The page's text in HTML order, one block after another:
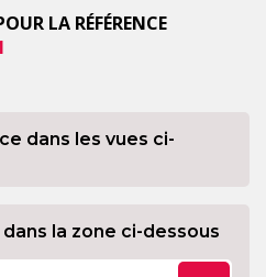
LA RÉFÉRENCE
dans les vues ci-
la zone ci-dessous